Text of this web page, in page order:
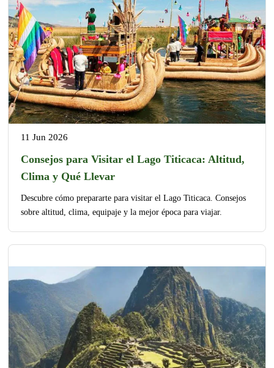
11 Jun 2026
Consejos para Visitar el Lago Titicaca: Altitud,
Clima y Qué Llevar
Descubre cómo prepararte para visitar el Lago Titicaca. Consejos
sobre altitud, clima, equipaje y la mejor época para viajar.